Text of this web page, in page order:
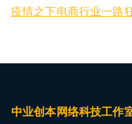
疫情之下电商行业一路
中业创本网络科技工作